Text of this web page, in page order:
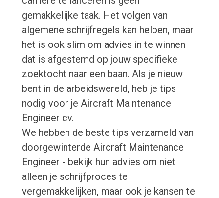
gemakkelijke taak. Het volgen van
algemene schrijfregels kan helpen, maar
het is ook slim om advies in te winnen
dat is afgestemd op jouw specifieke
zoektocht naar een baan. Als je nieuw
bent in de arbeidswereld, heb je tips
nodig voor je Aircraft Maintenance
Engineer cv.
We hebben de beste tips verzameld van
doorgewinterde Aircraft Maintenance
Engineer - bekijk hun advies om niet
alleen je schrijfproces te
vergemakkelijken, maar ook je kansen te